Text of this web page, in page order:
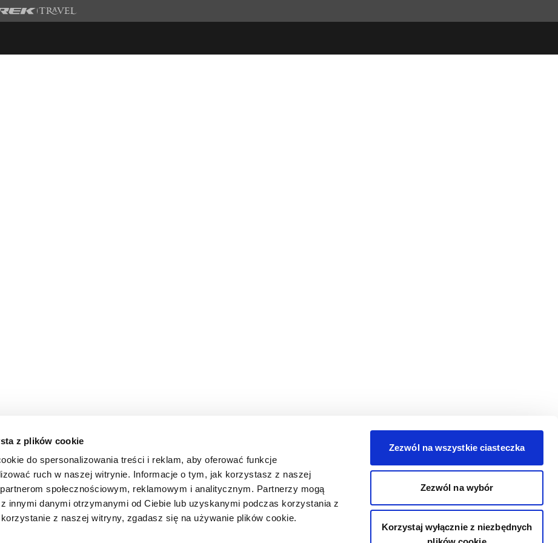
z plików cookie
do spersonalizowania treści i reklam, aby oferować funkcje
ruch w naszej witrynie. Informacje o tym, jak korzystasz z naszej
społecznościowym, reklamowym i analitycznym. Partnerzy mogą
innymi danymi otrzymanymi od Ciebie lub uzyskanymi podczas korzystania z
korzystanie z naszej witryny, zgadasz się na używanie plików cookie.
Zezwól na wszystkie ciasteczka
Zezwól na wybór
Korzystaj wyłącznie z niezbędnych